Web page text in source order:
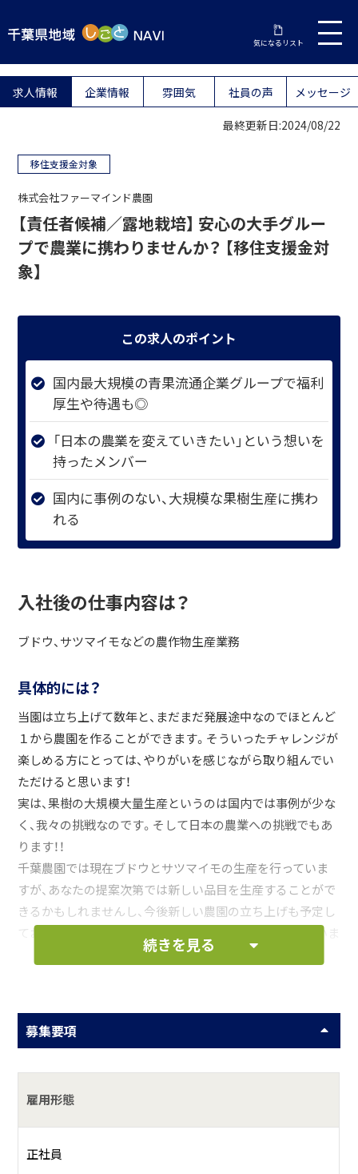
気になるリスト
求人情報 企業情報 雰囲気 社員の声 メッセージ
最終更新日:2024/08/22
移住支援金対象
株式会社ファーマインド農園
【責任者候補／露地栽培】 安心の大手グルー
プで農業に携わりませんか？ 【移住支援金対
象】
この求人のポイント
国内最大規模の青果流通企業グループで福利
厚生や待遇も◎
「日本の農業を変えていきたい」という想いを
持ったメンバー
国内に事例のない、大規模な果樹生産に携わ
れる
入社後の仕事内容は？
ブドウ、サツマイモなどの農作物生産業務
具体的には？
当園は立ち上げて数年と、まだまだ発展途中なのでほとんど
１から農園を作ることができます。そういったチャレンジが
楽しめる方にとっては、やりがいを感じながら取り組んでい
ただけると思います！
実は、果樹の大規模大量生産というのは国内では事例が少な
く、我々の挑戦なのです。そして日本の農業への挑戦でもあ
ります！！
千葉農園では現在ブドウとサツマイモの生産を行っていま
すが、あなたの提案次第では新しい品目を生産することがで
きるかもしれませんし、今後新しい農園の立ち上げも予定し
ておりますので新しいことへのチャレンジが沢山待っていま
ています。
ブドウ、サツマイモなどの農作物生産業務
何をしている会社？
続きを見る
募集要項
雇用形態
正社員